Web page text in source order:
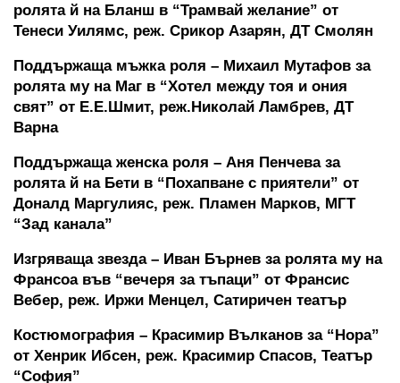
ролята й на Бланш в “Трамвай желание” от
Тенеси Уилямс, реж. Срикор Азарян, ДТ Смолян
Поддържаща мъжка роля – Михаил Мутафов за
ролята му на Маг в “Хотел между тоя и ония
свят” от Е.Е.Шмит, реж.Николай Ламбрев, ДТ
Варна
Поддържаща женска роля – Аня Пенчева за
ролята й на Бети в “Похапване с приятели” от
Доналд Маргулияс, реж. Пламен Марков, МГТ
“Зад канала”
Изгряваща звезда – Иван Бърнев за ролята му на
Франсоа във “вечеря за тъпаци” от Франсис
Вебер, реж. Иржи Менцел, Сатиричен театър
Костюмография – Красимир Вълканов за “Нора”
от Хенрик Ибсен, реж. Красимир Спасов, Театър
“София”